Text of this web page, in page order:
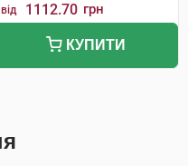
від 1112.70 грн
КУПИТИ